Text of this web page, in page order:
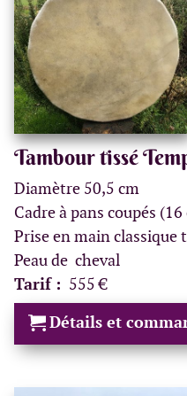
Tambour tissé
Diamètre 50,5 cm
Cadre à pans coupés
Prise en main classique
Peau de cheval
Tarif : 555 €
Détails et